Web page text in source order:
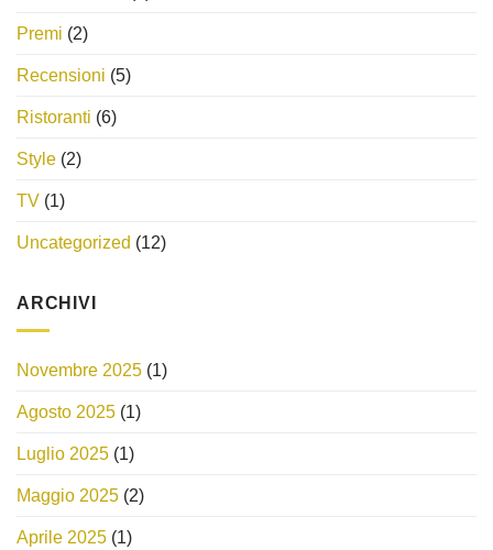
Premi (2)
Recensioni (5)
Ristoranti (6)
Style (2)
TV (1)
Uncategorized (12)
ARCHIVI
Novembre 2025 (1)
Agosto 2025 (1)
Luglio 2025 (1)
Maggio 2025 (2)
Aprile 2025 (1)